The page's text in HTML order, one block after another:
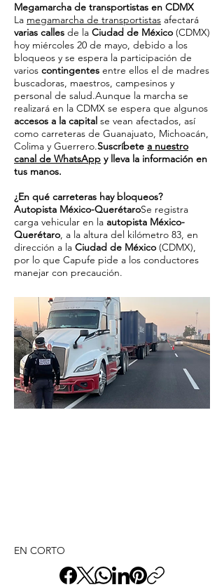
Megamarcha de transportistas en CDMX
La megamarcha de transportistas afectará
varias calles de la Ciudad de México (CDMX)
hoy miércoles 20 de mayo, debido a los
bloqueos y se espera la participación de
varios contingentes entre ellos el de madres
buscadoras, maestros, campesinos y
personal de salud.Aunque la marcha se
realizará en la CDMX se espera que algunos
accesos a la capital se vean afectados, así
como carreteras de Guanajuato, Michoacán,
Colima y Guerrero.Suscríbete a nuestro
canal de WhatsApp y lleva la información en
tus manos.
¿En qué carreteras hay bloqueos?
Autopista México-QuerétaroSe registra
carga vehicular en la autopista México-
Querétaro, a la altura del kilómetro 83, en
dirección a la Ciudad de México (CDMX),
por lo que Capufe pide a los conductores
manejar con precaución.
EN CORTO